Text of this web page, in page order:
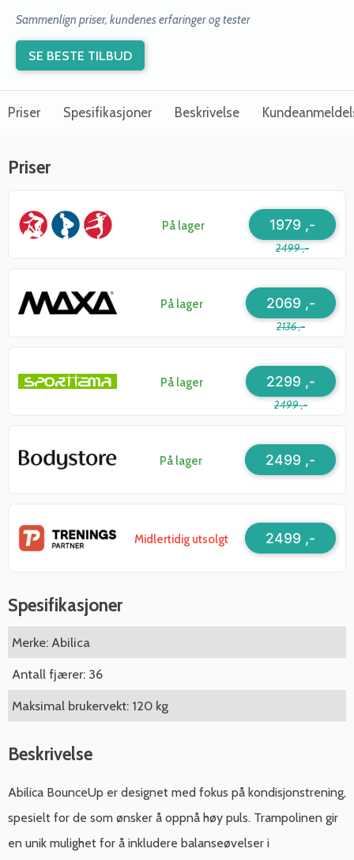
Sammenlign priser, kundenes erfaringer og tester
SE BESTE TILBUD
Priser Spesifikasjoner Beskrivelse
Priser
På lager
2499 ,-
1979 ,-
På lager
2136 ,-
2069 ,-
På lager
2499 ,-
2299 ,-
På lager 2499 ,-
Midlertidig utsolgt 2499 ,-
Spesifikasjoner
Merke: Abilica
Antall fjærer: 36
Maksimal brukervekt: 120 kg
Beskrivelse
Abilica BounceUp er designet med fokus på kondisjonstrening,
spesielt for de som ønsker å oppnå høy puls. Trampolinen gir
en unik mulighet for å inkludere balanseøvelser i